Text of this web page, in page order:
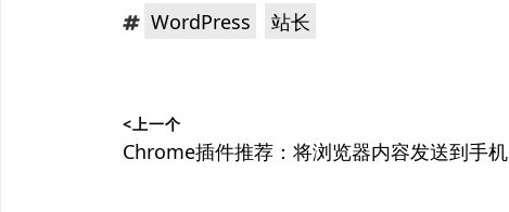
标 WordPress ，
站长
章
<上一个
上
Chrome插件推荐：将浏览器内容发送到手机